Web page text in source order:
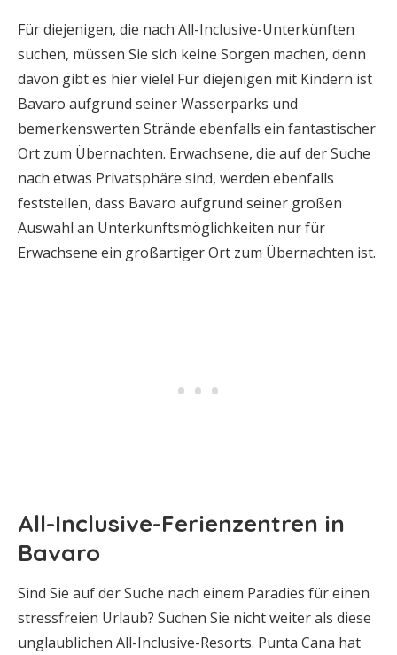
Für diejenigen, die nach All-Inclusive-Unterkünften
suchen, müssen Sie sich keine Sorgen machen, denn
davon gibt es hier viele! Für diejenigen mit Kindern ist
Bavaro aufgrund seiner Wasserparks und
bemerkenswerten Strände ebenfalls ein fantastischer
Ort zum Übernachten. Erwachsene, die auf der Suche
nach etwas Privatsphäre sind, werden ebenfalls
feststellen, dass Bavaro aufgrund seiner großen
Auswahl an Unterkunftsmöglichkeiten nur für
Erwachsene ein großartiger Ort zum Übernachten ist.
All-Inclusive-Ferienzentren in
Bavaro
Sind Sie auf der Suche nach einem Paradies für einen
stressfreien Urlaub? Suchen Sie nicht weiter als diese
unglaublichen All-Inclusive-Resorts. Punta Cana hat